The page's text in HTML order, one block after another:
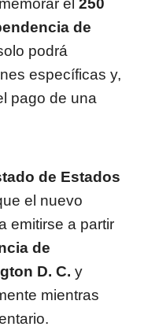
el 250
de
podrá
específicas y,
pago de una
de Estados
el nuevo
emitirse a partir
de
D. C. y
mientras